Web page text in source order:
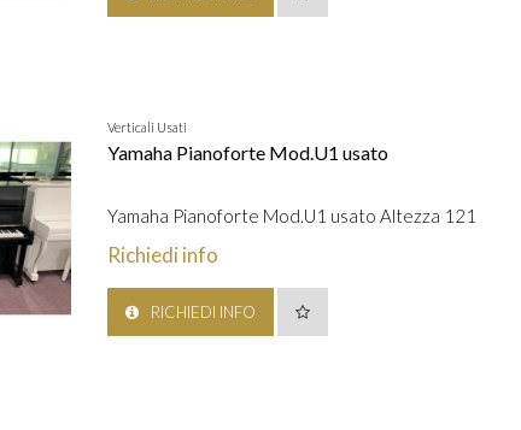
Verticali Usati
Yamaha Pianoforte Mod.U1 usato
Yamaha Pianoforte Mod.U1 usato Altezza 121
Richiedi info
RICHIEDI INFO